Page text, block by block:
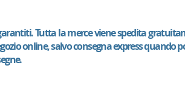
Tutta la merce viene spedita
online, salvo consegna express quando